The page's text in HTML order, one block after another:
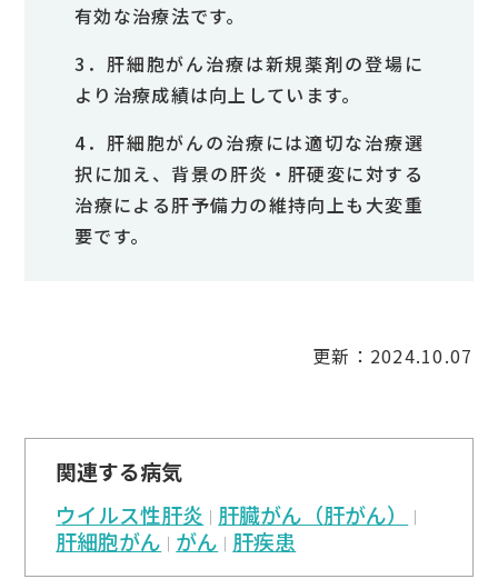
有効な治療法です。
3．肝細胞がん治療は新規薬剤の登場に
より治療成績は向上しています。
4．肝細胞がんの治療には適切な治療選
択に加え、背景の肝炎・肝硬変に対する
治療による肝予備力の維持向上も大変重
要です。
更新：2024.10.07
関連する病気
ウイルス性肝炎 肝臓がん（肝がん）
肝細胞がん がん 肝疾患